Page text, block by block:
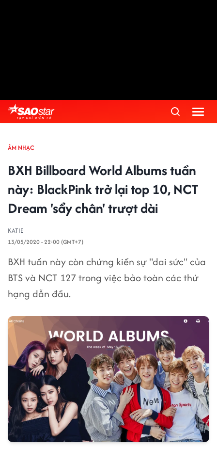
ÂM NHẠC
BXH Billboard World Albums tuần
này: BlackPink trở lại top 10, NCT
Dream 'sẩy chân' trượt dài
KATIE
13/05/2020 - 22:00 (GMT+7)
BXH tuần này còn chứng kiến sự "dai sức" của
BTS và NCT 127 trong việc bảo toàn các thứ
hạng dẫn đầu.